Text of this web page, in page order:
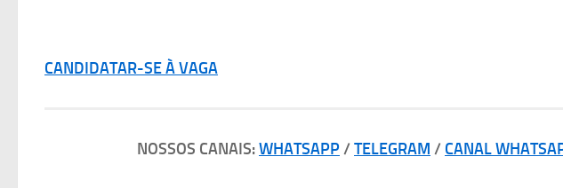
CANDIDATAR-SE À VAGA
NOSSOS CANAIS:WHATSAPP/ TELEGRAM / CANAL